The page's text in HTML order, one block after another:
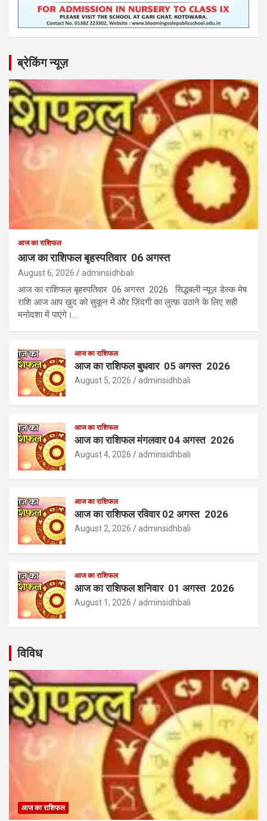
ब्रेकिंग न्यूज़
आज का राशिफल
आज का राशिफल बृहस्पतिवार 06 अगस्त
August 6, 2026 adminsidhbali
आज का राशिफल बृहस्पतिवार 06 अगस्त 2026 सिद्धबली न्यूज़ डेस्क मेष
राशि आज आप ख़ुद को सुकून में और ज़िंदगी का लुत्फ़ उठाने के लिए सही
मनोदशा में पाएंगे।…
आज का राशिफल
आज का राशिफल बुधवार 05 अगस्त 2026
August 5, 2026 adminsidhbali
आज का राशिफल
आज का राशिफल मंगलवार 04 अगस्त 2026
August 4, 2026 adminsidhbali
आज का राशिफल
आज का राशिफल रविवार 02 अगस्त 2026
August 2, 2026 adminsidhbali
आज का राशिफल
आज का राशिफल शनिवार 01 अगस्त 2026
August 1, 2026 adminsidhbali
विविध
आज का राशिफल